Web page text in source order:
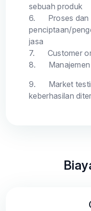
sebuah produk
6.
Proses dan
penciptaan/
jasa
7.
Customer
8.
9.
Market
keberhasilan